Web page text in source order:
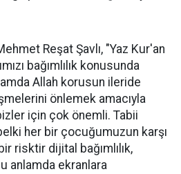
Reşat Şavlı, "Yaz Kur'an
bağımlılık konusunda
Allah korusun ileride
önlemek amacıyla
için çok önemli. Tabii
her bir çocuğumuzun karşı
risktir dijital bağımlılık,
anlamda ekranlara